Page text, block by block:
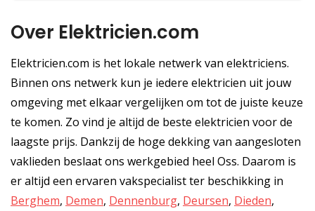
Over Elektricien.com
Elektricien.com is het lokale netwerk van elektriciens.
Binnen ons netwerk kun je iedere elektricien uit jouw
omgeving met elkaar vergelijken om tot de juiste keuze
te komen. Zo vind je altijd de beste elektricien voor de
laagste prijs. Dankzij de hoge dekking van aangesloten
vaklieden beslaat ons werkgebied heel Oss. Daarom is
er altijd een ervaren vakspecialist ter beschikking in
Berghem, Demen, Dennenburg, Deursen, Dieden,